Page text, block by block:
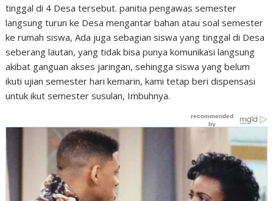
tinggal di 4 Desa tersebut. panitia pengawas semester
langsung turun ke Desa mengantar bahan atau soal semester
ke rumah siswa, Ada juga sebagian siswa yang tinggal di Desa
seberang lautan, yang tidak bisa punya komunikasi langsung
akibat ganguan akses jaringan, sehingga siswa yang belum
ikuti ujian semester hari kemarin, kami tetap beri dispensasi
untuk ikut semester susulan, Imbuhnya.